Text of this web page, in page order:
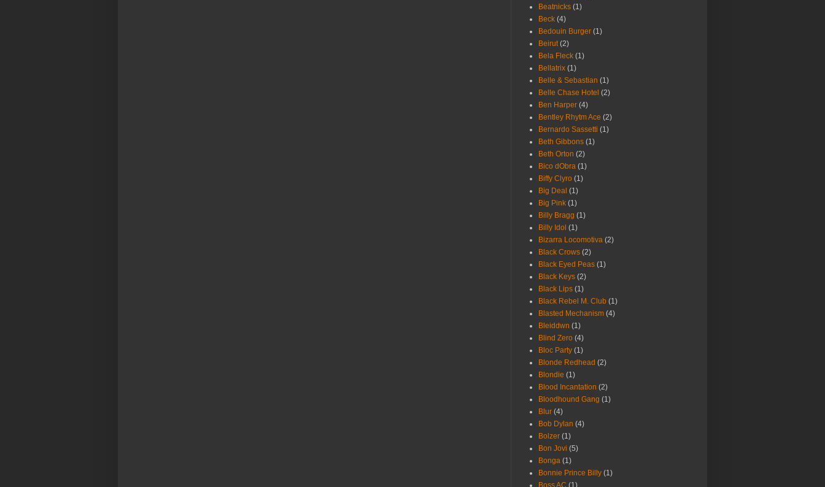
Beatnicks (1)
Beck (4)
Bedouin Burger (1)
Beirut (2)
Bela Fleck (1)
Bellatrix (1)
Belle & Sebastian (1)
Belle Chase Hotel (2)
Ben Harper (4)
Bentley Rhytm Ace (2)
Bernardo Sassetti (1)
Beth Gibbons (1)
Beth Orton (2)
Bico dObra (1)
Biffy Clyro (1)
Big Deal (1)
Big Pink (1)
Billy Bragg (1)
Billy Idol (1)
Bizarra Locomotiva (2)
Black Crows (2)
Black Eyed Peas (1)
Black Keys (2)
Black Lips (1)
Black Rebel M. Club (1)
Blasted Mechanism (4)
Bleiddwn (1)
Blind Zero (4)
Bloc Party (1)
Blonde Redhead (2)
Blondie (1)
Blood Incantation (2)
Bloodhound Gang (1)
Blur (4)
Bob Dylan (4)
Bolzer (1)
Bon Jovi (5)
Bonga (1)
Bonnie Prince Billy (1)